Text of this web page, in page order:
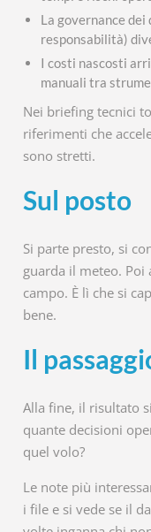
La governance
responsabilità)
I costi nascosti
manuali tra
Nei briefing tecnici
riferimenti che
sono stretti.
Sul posto
Si parte presto, si
guarda il meteo.
campo. È lì che si
bene.
Il
Alla fine, il risultato
quante decisioni
quel volo?
Le note più
i file e si vede se il